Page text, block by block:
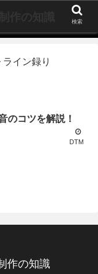
ライン録り
のコツを解説！
DTM
作の知識
検索